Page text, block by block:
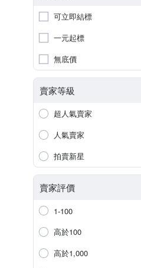
可立即結標
一元起標
無底價
賣家等級
超人氣賣家
人氣賣家
拍賣新星
賣家評價
1-100
高於100
高於1,000